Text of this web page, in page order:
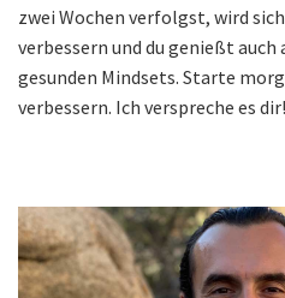
zwei Wochen verfolgst, wird
verbessern und du genießt
gesunden Mindsets. Starte
verbessern. Ich verspreche es dir!